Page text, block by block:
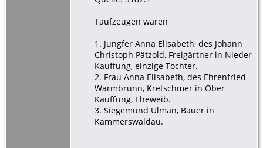
Taufzeugen waren
1. Jungfer Anna Elisabeth, des Johann
Christoph Pätzold, Freigärtner in Nieder
Kauffung, einzige Tochter.
2. Frau Anna Elisabeth, des Ehrenfried
Warmbrunn, Kretschmer in Ober
Kauffung, Eheweib.
3. Siegemund Ulman, Bauer in
Kammerswaldau.